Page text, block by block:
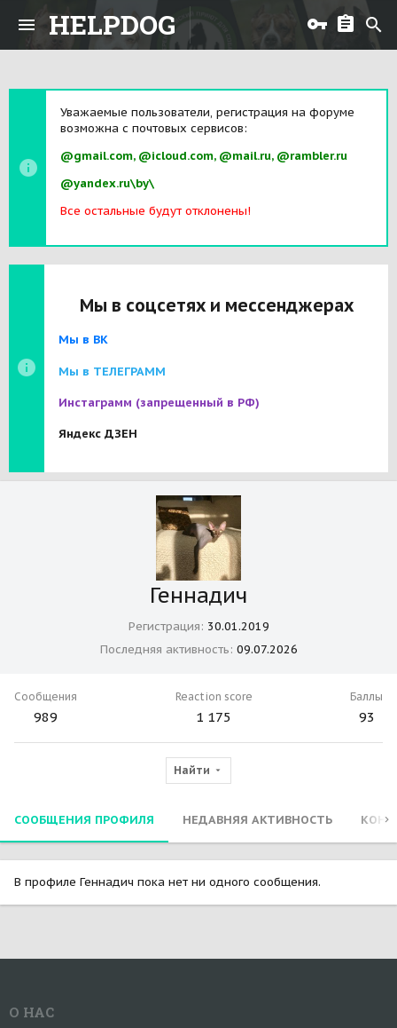
HELPDOG
Уважаемые пользователи, регистрация на форуме
возможна с почтовых сервисов:
@gmail.com, @icloud.com, @mail.ru, @rambler.ru
@yandex.ru\by\
Все остальные будут отклонены!
Мы в соцсетях и мессенджерах
Мы в ВК
Мы в ТЕЛЕГРАММ
Инстаграмм (запрещенный в РФ)
Яндекс ДЗЕН
Геннадич
Регистрация 30.01.2019
Последняя активность 09.07.2026
Сообщения
989
Reaction score
1 175
Баллы
93
Найти
СООБЩЕНИЯ ПРОФИЛЯ НЕДАВНЯЯ АКТИВНОСТЬ
В профиле Геннадич пока нет ни одного сообщения.
О НАС